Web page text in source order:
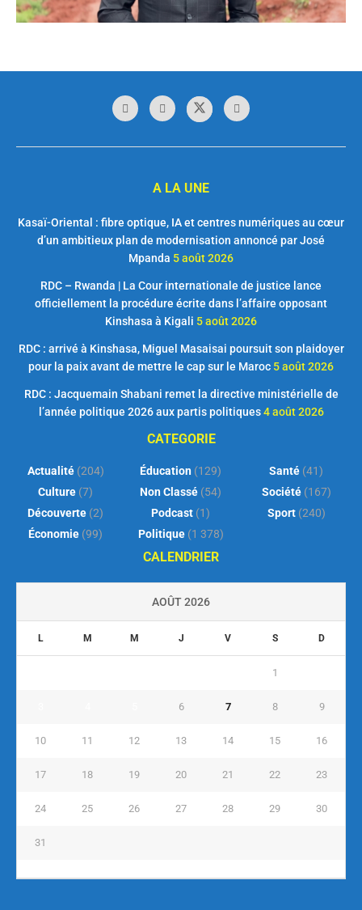
A LA UNE
Kasaï-Oriental : fibre optique, IA et centres numériques au cœur
d’un ambitieux plan de modernisation annoncé par José
Mpanda 5 août 2026
RDC – Rwanda | La Cour internationale de justice lance
officiellement la procédure écrite dans l’affaire opposant
Kinshasa à Kigali 5 août 2026
RDC : arrivé à Kinshasa, Miguel Masaisai poursuit son plaidoyer
pour la paix avant de mettre le cap sur le Maroc 5 août 2026
RDC : Jacquemain Shabani remet la directive ministérielle de
l’année politique 2026 aux partis politiques 4 août 2026
CATEGORIE
Actualité(204)
Culture (7)
Découverte (2)
Économie (99)
Éducation (129)
Non Classé (54)
Podcast (1)
Politique(1 378)
Santé (41)
Société(167)
Sport(240)
CALENDRIER
AOÛT 2026
L M M J V S D
1
6 7 8 9
10 11 12 13 14 15 16
17 18 19 20 21 22 23
24 25 26 27 28 29 30
31